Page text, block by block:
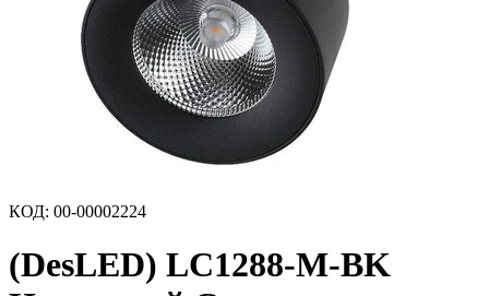
КОД: 00-00002224
(DesLED) LC1288-M-BK